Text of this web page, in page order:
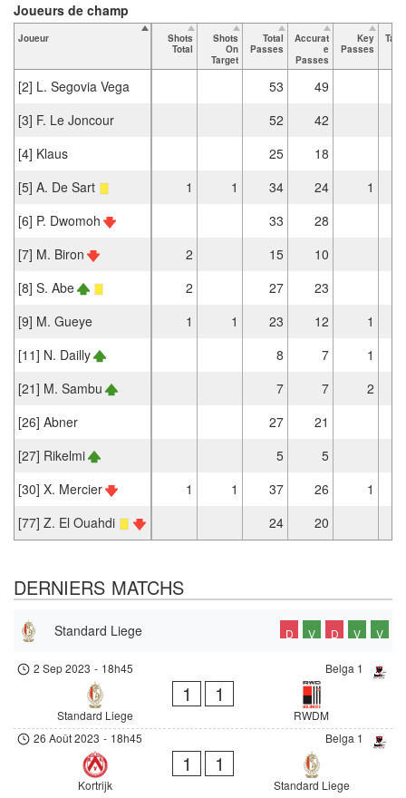
Joueur
Shots
Total
Shots
On
Target
Total
Passes
Accurat
e
Passes
Key
Passes
[2] L. Segovia Vega 53
49
[3] F. Le Joncour
52
42
[4] Klaus
25
18
[5] A. De Sart
1 1 34 24
1
[6] P. Dwomoh
33
28
[7] M. Biron
2 15
10
[8] S. Abe
2 27
23
[9] M. Gueye
1 1 23 12
1
[11] N. Dailly
8 7
1
[21] M. Sambu
7 7
2
[26] Abner
27
21
[27] Rikelmi
5
5
[30] X. Mercier
1 1 37 26
1
[77] Z. El Ouahdi
24 20
Joueurs de champ
DERNIERS MATCHS
Standard Liege D V D V V
Belga 1
2 Sep 2023 - 18h45
Standard Liege
1 1
RWDM
Belga 1
26 Août 2023 - 18h45
Kortrijk
1 1
Standard Liege